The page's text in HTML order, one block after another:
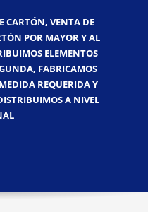
CARTÓN, VENTA DE
POR MAYOR Y AL
ELEMENTOS
FABRICAMOS
REQUERIDA Y
A NIVEL